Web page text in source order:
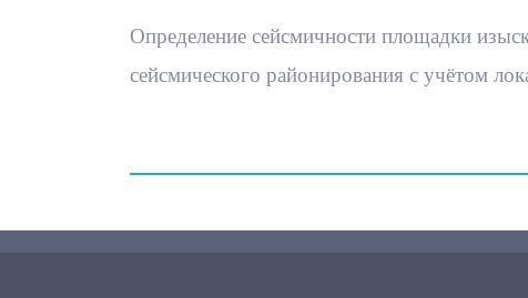
Определение сейсмичности площадки
сейсмического районирования с учётом